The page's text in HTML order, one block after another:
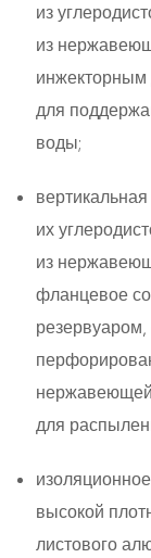
из
из
для
воды;
их
из
фланцевое
для
высокой
листового